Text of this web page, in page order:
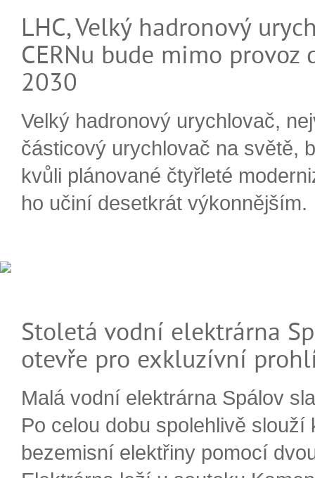
LHC, Velký hadronový
CERNu bude mimo provoz
2030
Velký hadronový urychlovač,
částicový urychlovač na světě,
kvůli plánované čtyřleté
ho učiní desetkrát výkonnějším.
Stoletá vodní elektrárna
otevře pro exkluzívní
Malá vodní elektrárna Spálov
Po celou dobu spolehlivě slouží
bezemisní elektřiny pomocí